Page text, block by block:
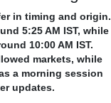
in timing and origin.
5:25 AM IST, while
10:00 AM IST.
markets, while
a morning session
updates.